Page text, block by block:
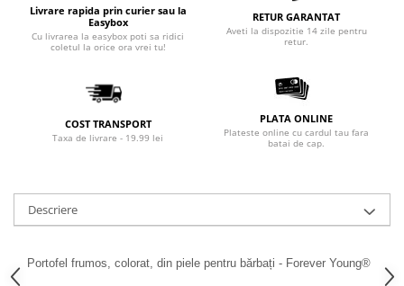
Livrare rapida prin curier sau la
Easybox
Cu livrarea la easybox poti sa ridici
coletul la orice ora vrei tu!
RETUR GARANTAT
Aveti la dispozitie 14 zile pentru
retur.
COST TRANSPORT
Taxa de livrare - 19.99 lei
PLATA ONLINE
Plateste online cu cardul tau fara
batai de cap.
Descriere
Portofel frumos, colorat, din piele pentru bărbați - Forever Young®